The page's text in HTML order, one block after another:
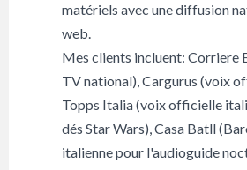
matériels avec une diffusion
web.
Mes clients incluent: Corriere
TV national), Cargurus (voix
Topps Italia (voix officielle
dés Star Wars), Casa Batll
italienne pour l'audioguide